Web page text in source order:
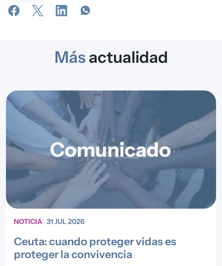
Másactualidad
NOTICIA 31 JUL 2026
Ceuta: cuando proteger vidas es
proteger la convivencia